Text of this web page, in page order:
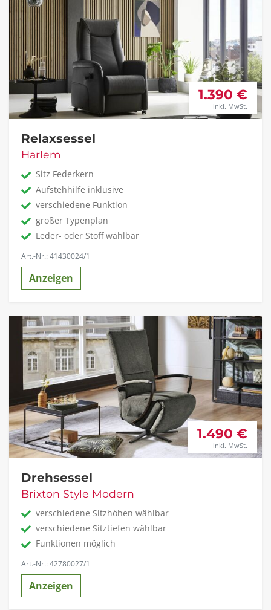
1.390 €
inkl. MwSt.
Relaxsessel
Harlem
Sitz Federkern
Aufstehhilfe inklusive
verschiedene Funktion
großer Typenplan
Leder- oder Stoff wählbar
Art.-Nr.: 41430024/1
Anzeigen
1.490 €
inkl. MwSt.
Drehsessel
Brixton Style Modern
verschiedene Sitzhöhen wählbar
verschiedene Sitztiefen wählbar
Funktionen möglich
Art.-Nr.: 42780027/1
Anzeigen